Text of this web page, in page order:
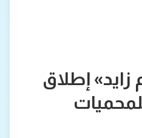
زايد» إطلاق